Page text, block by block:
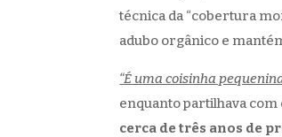
técnica da “cobertura
adubo orgânico e
“É uma coisinha
enquanto partilhava
cerca de três anos de